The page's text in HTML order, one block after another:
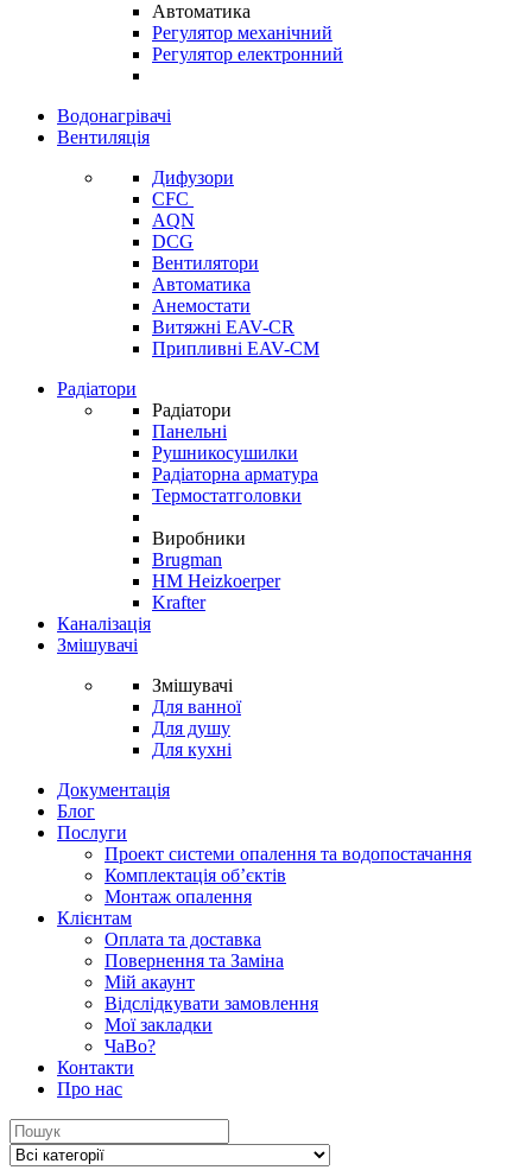
Автоматика
Регулятор механічний
Регулятор електронний
Водонагрівачі
Вентиляція
Дифузори
CFC
AQN
DCG
Вентилятори
Автоматика
Анемостати
Витяжні EAV-CR
Припливні EAV-CM
Радіатори
Радіатори
Панельні
Рушникосушилки
Радіаторна арматура
Термостатголовки
Виробники
Brugman
HM Heizkoerper
Krafter
Каналізація
Змішувачі
Змішувачі
Для ванної
Для душу
Для кухні
Документація
Блог
Послуги
Проект системи опалення та водопостачання
Комплектація об’єктів
Монтаж опалення
Клієнтам
Оплата та доставка
Повернення та Заміна
Мій акаунт
Відслідкувати замовлення
Мої закладки
ЧаВо?
Контакти
Про нас
Search
for: